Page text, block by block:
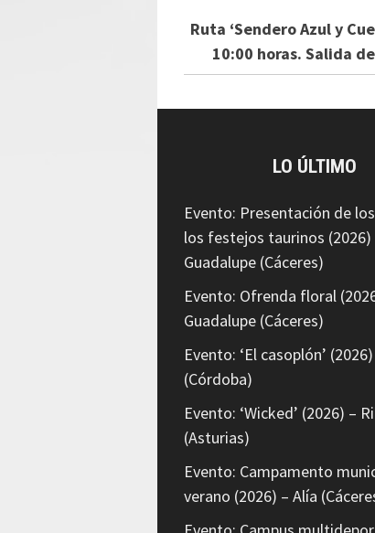
Ruta ‘Sendero Azul y
10:00 horas. Salida
LO ÚLTIMO
Evento: Presentación de
los festejos taurinos (2026)
Guadalupe (Cáceres)
Evento: Ofrenda floral
Guadalupe (Cáceres)
Evento: ‘El casoplón’
(Córdoba)
Evento: ‘Wicked’ (2026) –
(Asturias)
Evento: Campamento
verano (2026) – Alía